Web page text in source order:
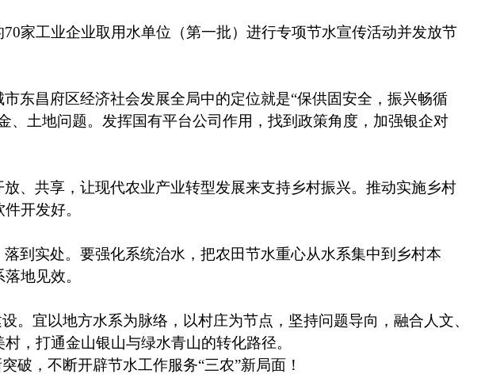
70家工业企业取用水单位（第一批）进行专项节水宣传活动并发放节
东昌府区经济社会发展全局中的定位就是“保供固安全，振兴畅循
土地问题。发挥国有平台公司作用，找到政策角度，加强银企对
、共享，让现代农业产业转型发展来支持乡村振兴。推动实施乡村
开发好。
到实处。要强化系统治水，把农田节水重心从水系集中到乡村本
地见效。
。宜以地方水系为脉络，以村庄为节点，坚持问题导向，融合人文、
，打通金山银山与绿水青山的转化路径。
破，不断开辟节水工作服务“三农”新局面！